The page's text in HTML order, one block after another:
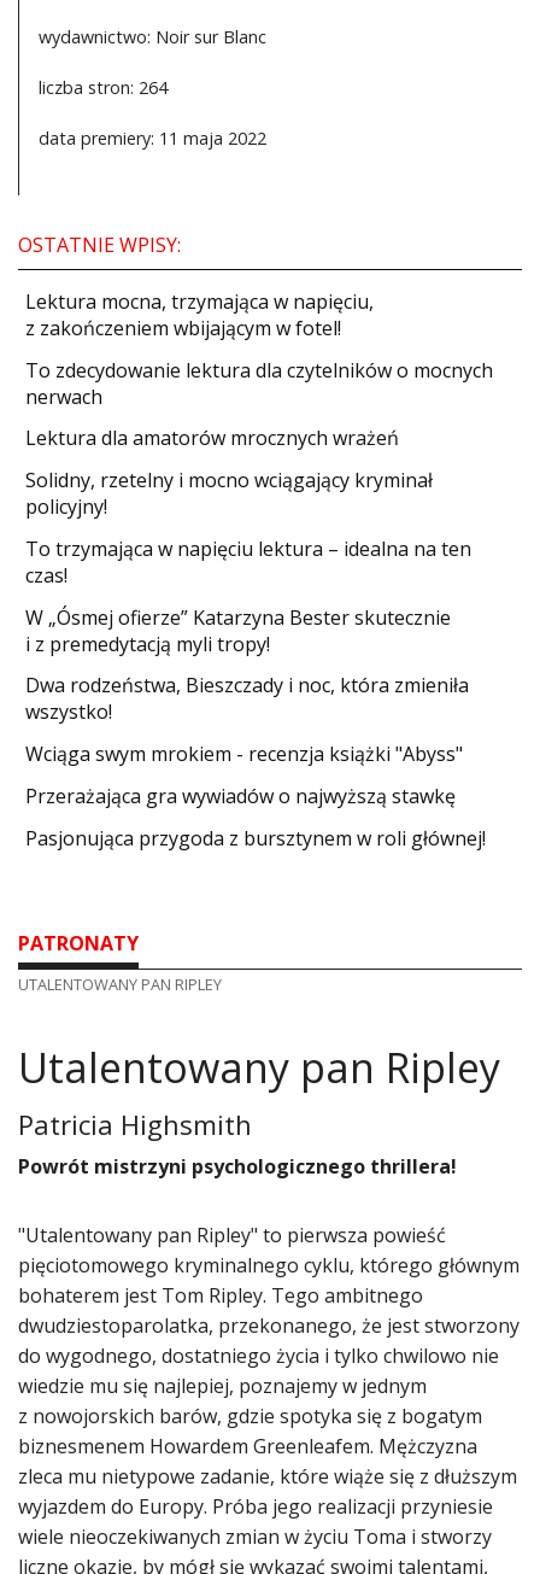
wydawnictwo: Noir sur Blanc
liczba stron: 264
data premiery: 11 maja 2022
OSTATNIE WPISY:
​Lektura mocna, trzymająca w napięciu,
z zakończeniem wbijającym w fotel!
​To zdecydowanie lektura dla czytelników o mocnych
nerwach
Lektura dla amatorów mrocznych wrażeń
Solidny, rzetelny i mocno wciągający kryminał
policyjny!
​To trzymająca w napięciu lektura – idealna na ten
czas!
W „Ósmej ofierze” Katarzyna Bester skutecznie
i z premedytacją myli tropy!
Dwa rodzeństwa, Bieszczady i noc, która zmieniła
wszystko!
Wciąga swym mrokiem - recenzja książki "Abyss"
​Przerażająca gra wywiadów o najwyższą stawkę
Pasjonująca przygoda z bursztynem w roli głównej!
PATRONATY
UTALENTOWANY PAN RIPLEY
Utalentowany pan Ripley
Patricia Highsmith
​Powrót mistrzyni psychologicznego thrillera!
"Utalentowany pan Ripley" to pierwsza powieść
pięciotomowego kryminalnego cyklu, którego głównym
bohaterem jest Tom Ripley. Tego ambitnego
dwudziestoparolatka, przekonanego, że jest stworzony
do wygodnego, dostatniego życia i tylko chwilowo nie
wiedzie mu się najlepiej, poznajemy w jednym
z nowojorskich barów, gdzie spotyka się z bogatym
biznesmenem Howardem Greenleafem. Mężczyzna
zleca mu nietypowe zadanie, które wiąże się z dłuższym
wyjazdem do Europy. Próba jego realizacji przyniesie
wiele nieoczekiwanych zmian w życiu Toma i stworzy
liczne okazje, by mógł się wykazać swoimi talentami,